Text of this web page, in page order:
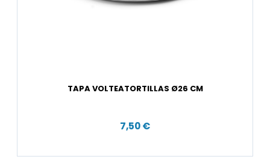
TAPA VOLTEATORTILLAS Ø26 CM
7,50 €